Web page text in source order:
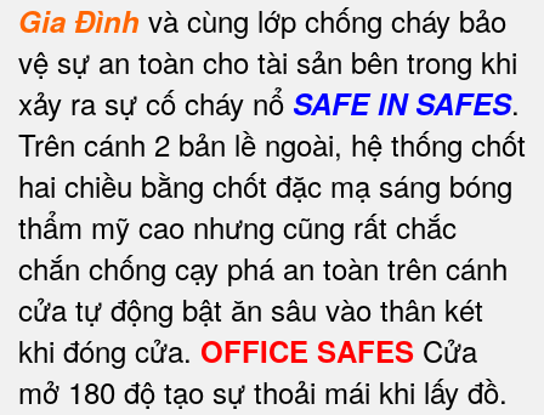
Gia Đình và cùng lớp chống cháy bảo
vệ sự an toàn cho tài sản bên trong khi
xảy ra sự cố cháy nổ SAFE IN SAFES.
Trên cánh 2 bản lề ngoài, hệ thống chốt
hai chiều bằng chốt đặc mạ sáng bóng
thẩm mỹ cao nhưng cũng rất chắc
chắn chống cạy phá an toàn trên cánh
cửa tự động bật ăn sâu vào thân két
khi đóng cửa. OFFICE SAFES Cửa
mở 180 độ tạo sự thoải mái khi lấy đồ.